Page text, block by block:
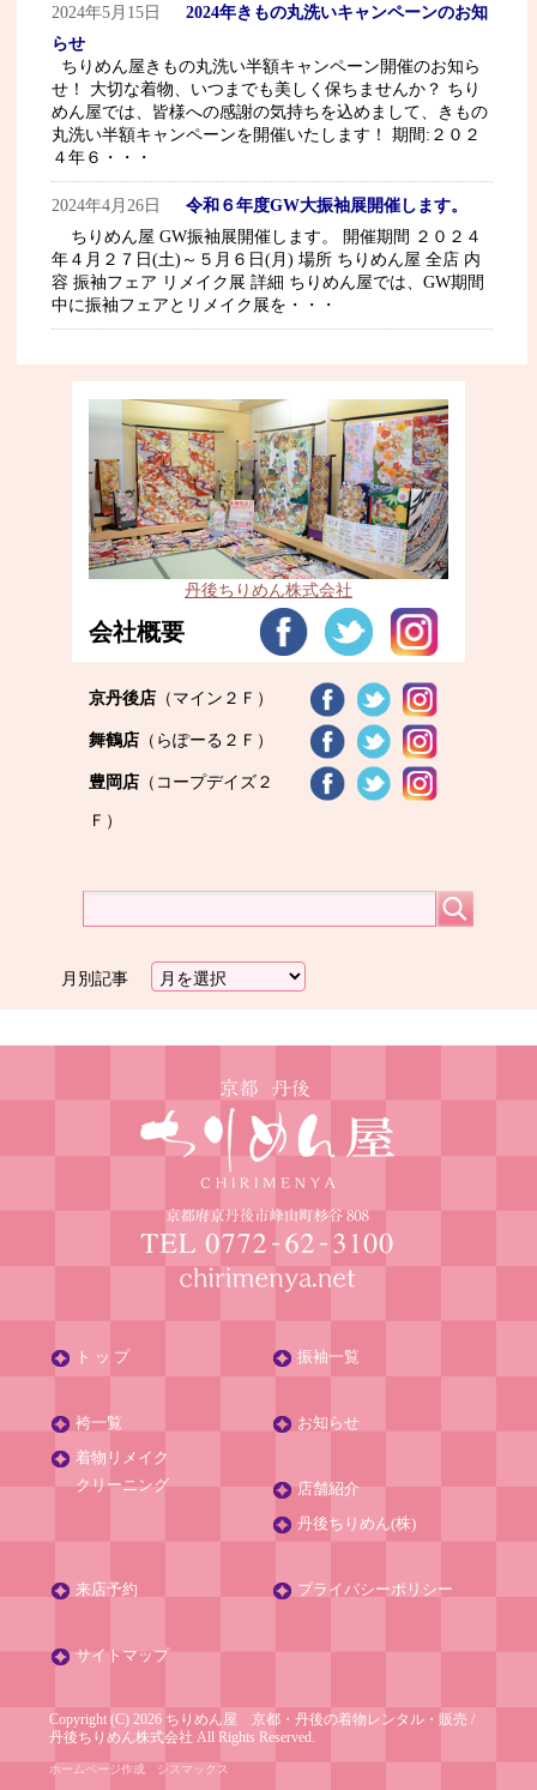
2024年5月15日
2024年きもの丸洗いキャンペーンのお知
らせ
ちりめん屋きもの丸洗い半額キャンペーン開催のお知ら
せ！ 大切な着物、いつまでも美しく保ちませんか？ ちり
めん屋では、皆様への感謝の気持ちを込めまして、きもの
丸洗い半額キャンペーンを開催いたします！ 期間:２０２
４年６・・・
2024年4月26日
令和６年度GW大振袖展開催します。
ちりめん屋 GW振袖展開催します。 開催期間 ２０２４
年４月２７日(土)～５月６日(月) 場所 ちりめん屋 全店 内
容 振袖フェア リメイク展 詳細 ちりめん屋では、GW期間
中に振袖フェアとリメイク展を・・・
丹後ちりめん株式会社
会社概要
京丹後店 （マイン２Ｆ）
舞鶴店 （らぽーる２Ｆ）
豊岡店 （コープデイズ２
Ｆ）
月別記事
ト ッ プ 振袖一覧
袴一覧
着物リメイク
クリーニング
お知らせ
店舗紹介
丹後ちりめん(株)
来店予約 プライバシーポリシー
サイトマップ
Copyright (C) 2026 ちりめん屋 京都・丹後の着物レンタル・販売 /
丹後ちりめん株式会社 All Rights Reserved.
ホームページ作成 シスマックス